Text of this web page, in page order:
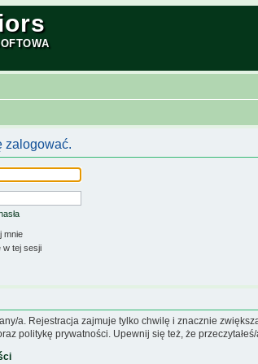
zalogować.
mnie
w tej sesji
a. Rejestracja zajmuje tylko chwilę i znacznie
politykę prywatności. Upewnij się też, że